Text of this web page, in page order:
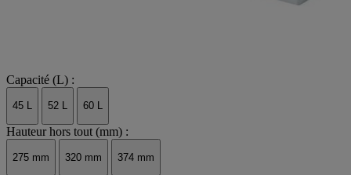
Capacité (L) :
45 L 52 L 60 L
Hauteur hors tout (mm) :
275 mm 320 mm 374 mm